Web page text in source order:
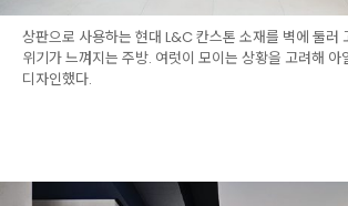
상판으로 사용하는 현대 L&C 칸스톤 소재를 벽에 둘러
위기가 느껴지는 주방. 여럿이 모이는 상황을 고려해 아
디자인했다.